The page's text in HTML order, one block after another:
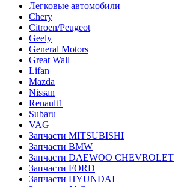
Легковые автомобили
Chery
Citroen/Peugeot
Geely
General Motors
Great Wall
Lifan
Mazda
Nissan
Renault1
Subaru
VAG
Запчасти MITSUBISHI
Запчасти BMW
Запчасти DAEWOO CHEVROLET
Запчасти FORD
Запчасти HYUNDAI